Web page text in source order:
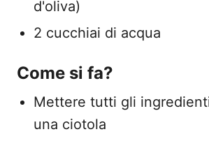
d'oliva)
2 cucchiai di acqua
Come si fa?
Mettere tutti gli
una ciotola